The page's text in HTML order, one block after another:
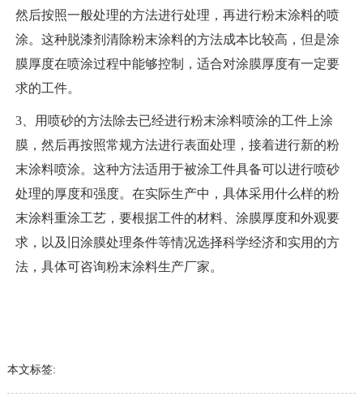
然后按照一般处理的方法进行处理，再进行粉末涂料的喷
涂。这种脱漆剂清除粉末涂料的方法成本比较高，但是涂
膜厚度在喷涂过程中能够控制，适合对涂膜厚度有一定要
求的工件。
3、用喷砂的方法除去已经进行粉末涂料喷涂的工件上涂
膜，然后再按照常规方法进行表面处理，接着进行新的粉
末涂料喷涂。这种方法适用于被涂工件具备可以进行喷砂
处理的厚度和强度。在实际生产中，具体采用什么样的粉
末涂料重涂工艺，要根据工件的材料、涂膜厚度和外观要
求，以及旧涂膜处理条件等情况选择科学经济和实用的方
法，具体可咨询粉末涂料生产厂家。
本文标签: